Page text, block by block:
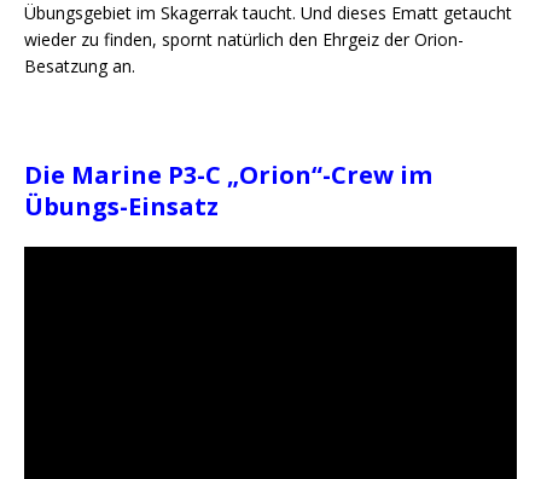
Übungsgebiet im Skagerrak taucht. Und dieses Ematt getaucht
wieder zu finden, spornt natürlich den Ehrgeiz der Orion-
Besatzung an.
Die Marine P3-C „Orion“-Crew im
Übungs-Einsatz